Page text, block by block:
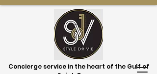
Concierge service in the heart of the Gulf of